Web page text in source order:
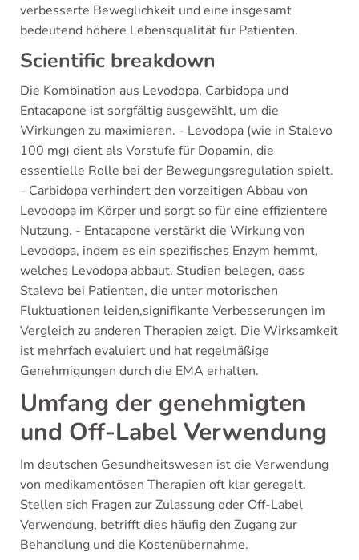
verbesserte Beweglichkeit und eine insgesamt
bedeutend höhere Lebensqualität für Patienten.
Scientific breakdown
Die Kombination aus Levodopa, Carbidopa und
Entacapone ist sorgfältig ausgewählt, um die
Wirkungen zu maximieren. - Levodopa (wie in Stalevo
100 mg) dient als Vorstufe für Dopamin, die
essentielle Rolle bei der Bewegungsregulation spielt.
- Carbidopa verhindert den vorzeitigen Abbau von
Levodopa im Körper und sorgt so für eine effizientere
Nutzung. - Entacapone verstärkt die Wirkung von
Levodopa, indem es ein spezifisches Enzym hemmt,
welches Levodopa abbaut. Studien belegen, dass
Stalevo bei Patienten, die unter motorischen
Fluktuationen leiden,signifikante Verbesserungen im
Vergleich zu anderen Therapien zeigt. Die Wirksamkeit
ist mehrfach evaluiert und hat regelmäßige
Genehmigungen durch die EMA erhalten.
Umfang der genehmigten
und Off-Label Verwendung
Im deutschen Gesundheitswesen ist die Verwendung
von medikamentösen Therapien oft klar geregelt.
Stellen sich Fragen zur Zulassung oder Off-Label
Verwendung, betrifft dies häufig den Zugang zur
Behandlung und die Kostenübernahme.